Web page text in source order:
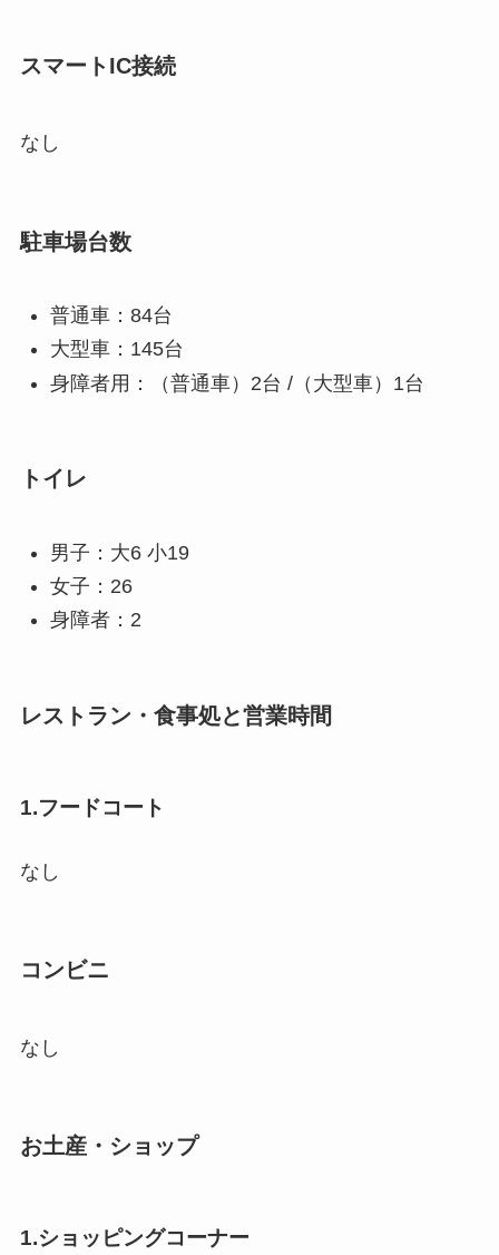
スマートIC接続
なし
駐車場台数
普通車：84台
大型車：145台
身障者用：（普通車）2台 /（大型車）1台
トイレ
男子：大6 小19
女子：26
身障者：2
レストラン・食事処と営業時間
1.フードコート
なし
コンビニ
なし
お土産・ショップ
1.ショッピングコーナー